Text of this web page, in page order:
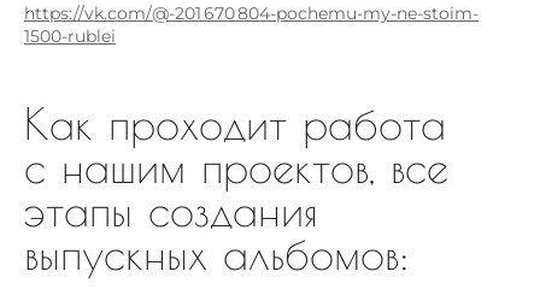
https://vk.com/@-201 670 804-pochemu-my-ne-stoim-
1500-rublei
Как проходит работа
с нашим проектов, все
этапы создания
выпускных альбомов: